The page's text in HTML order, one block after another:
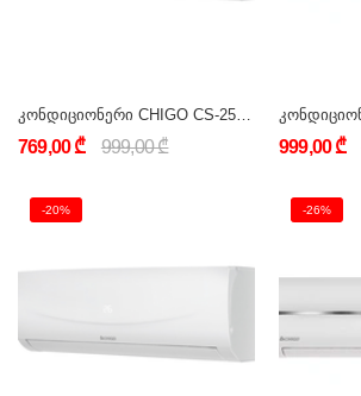
769,00 ₾ 999,00 ₾ 999,00 ₾
-20% -26%